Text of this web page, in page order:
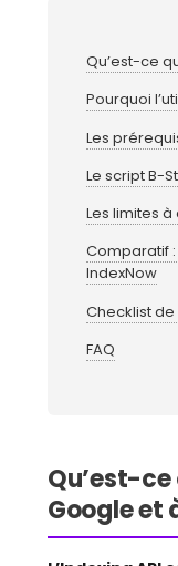
Qu’est-ce
Pourquoi
Les
Le script B-
Les limites
Comparatif :
IndexNow
Checklist
FAQ
Qu’est-ce
Google et